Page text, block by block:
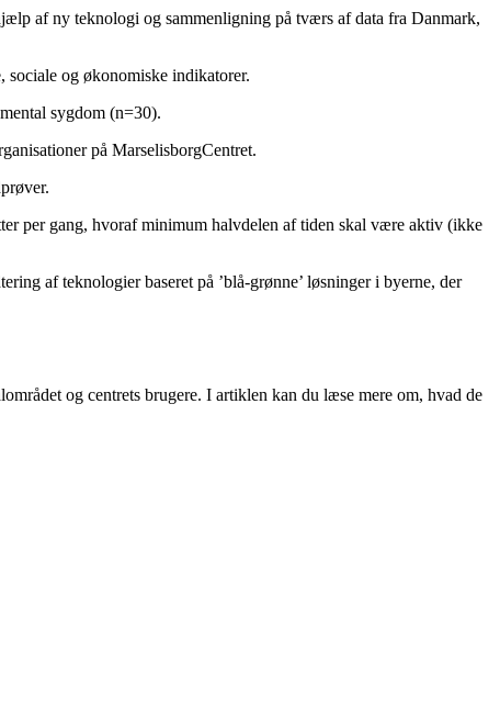
af ny teknologi og sammenligning på tværs af data fra Danmark,
sociale og økonomiske indikatorer.
sygdom (n=30).
på MarselisborgCentret.
per gang, hvoraf minimum halvdelen af tiden skal være aktiv (ikke
af teknologier baseret på ’blå-grønne’ løsninger i byerne, der
og centrets brugere. I artiklen kan du læse mere om, hvad de